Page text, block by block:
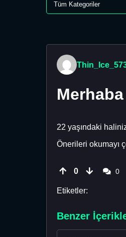
22 yaşındaki
Önerileri okumayı
0 0
Etiketler:
Benzer